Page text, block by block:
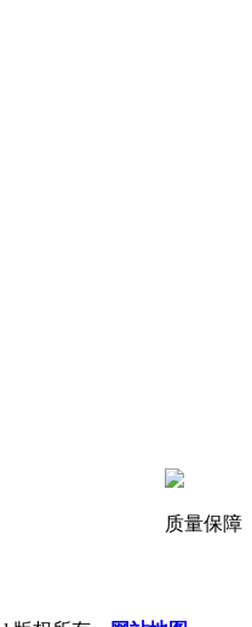
质量保障